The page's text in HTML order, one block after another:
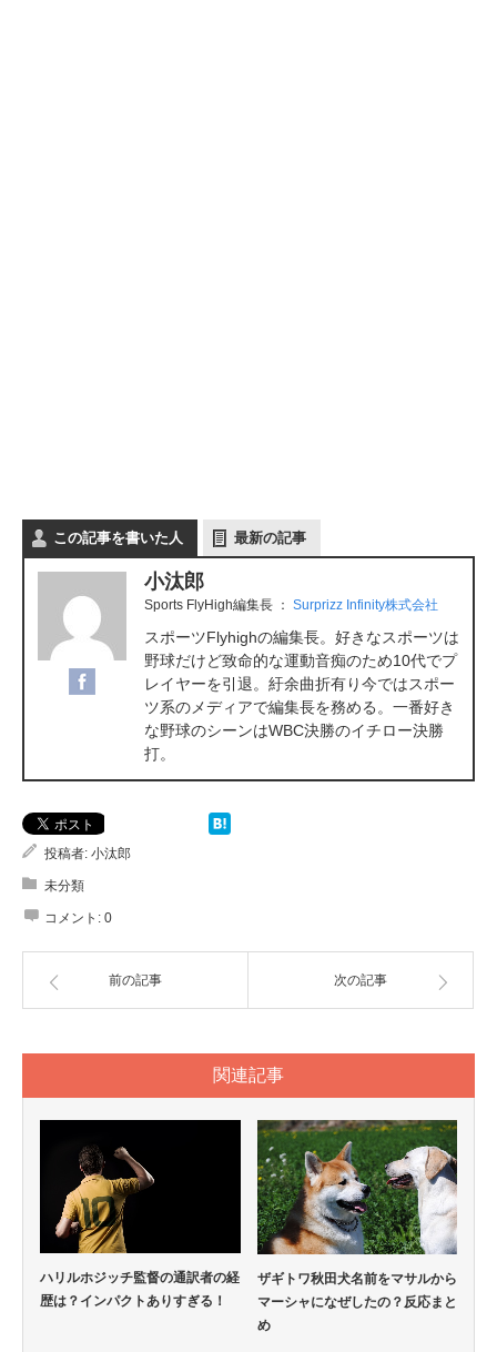
この記事を書いた人 最新の記事
小汰郎
Sports FlyHigh編集長 ： Surprizz Infinity株式会社
スポーツFlyhighの編集長。好きなスポーツは
野球だけど致命的な運動音痴のため10代でプ
レイヤーを引退。紆余曲折有り今ではスポー
ツ系のメディアで編集長を務める。一番好き
な野球のシーンはWBC決勝のイチロー決勝
打。
投稿者: 小汰郎
未分類
コメント: 0
前の記事 次の記事
関連記事
ハリルホジッチ監督の通訳者の経
歴は？インパクトありすぎる！
ザギトワ秋田犬名前をマサルから
マーシャになぜしたの？反応まと
め